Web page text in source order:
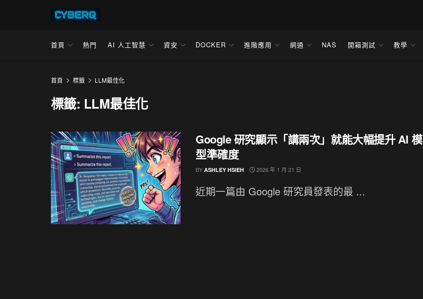
首頁 熱門 AI 人工智慧 資安 DOCKER 進階應用 網通 NAS 開箱測試 教學
首頁 標籤 LLM最佳化
標籤: LLM最佳化
Google 研究顯示「講兩次」就能大幅提升 AI 模
型準確度
BY ASHLEY HSIEH 2026 年 1 月 21 日
近期一篇由 Google 研究員發表的最 ...